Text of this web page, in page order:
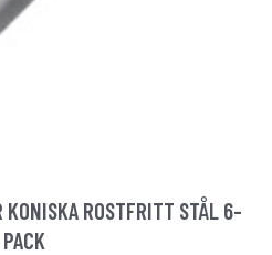
KONISKA ROSTFRITT STÅL 6-
PACK